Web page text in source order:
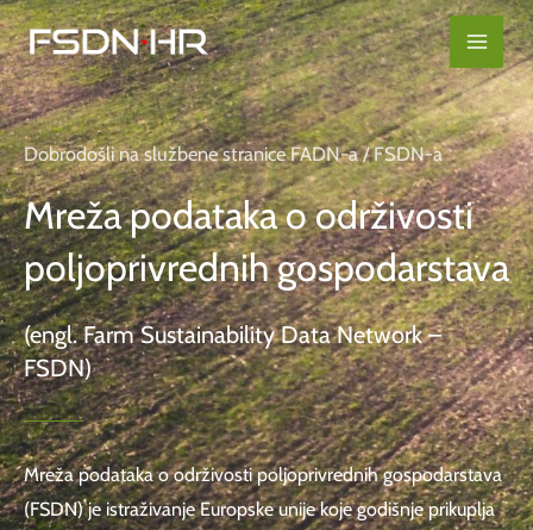
content
Skip
to
content
Dobrodošli na službene stranice FADN-a / FSDN-a
Mreža podataka o održivosti
poljoprivrednih gospodarstava
(engl. Farm Sustainability Data Network –
FSDN)
Mreža podataka o održivosti poljoprivrednih gospodarstava
(FSDN) je istraživanje Europske unije koje godišnje prikuplja